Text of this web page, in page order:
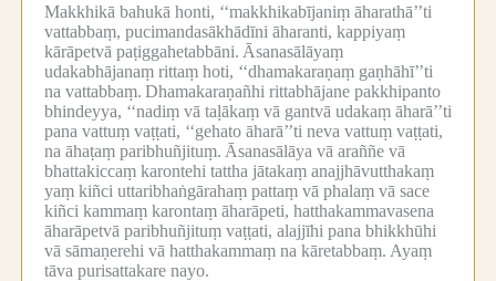
Makkhikā bahukā honti, ‘‘makkhikabījaniṃ āharathā’’ti
vattabbaṃ, pucimandasākhādīni āharanti, kappiyaṃ
kārāpetvā paṭiggahetabbāni. Āsanasālāyaṃ
udakabhājanaṃ rittaṃ hoti, ‘‘dhamakaraṇaṃ gaṇhāhī’’ti
na vattabbaṃ. Dhamakaraṇañhi rittabhājane pakkhipanto
bhindeyya, ‘‘nadiṃ vā taḷākaṃ vā gantvā udakaṃ āharā’’ti
pana vattuṃ vaṭṭati, ‘‘gehato āharā’’ti neva vattuṃ vaṭṭati,
na āhaṭaṃ paribhuñjituṃ. Āsanasālāya vā araññe vā
bhattakiccaṃ karontehi tattha jātakaṃ anajjhāvutthakaṃ
yaṃ kiñci uttaribhaṅgārahaṃ pattaṃ vā phalaṃ vā sace
kiñci kammaṃ karontaṃ āharāpeti, hatthakammavasena
āharāpetvā paribhuñjituṃ vaṭṭati, alajjīhi pana bhikkhūhi
vā sāmaṇerehi vā hatthakammaṃ na kāretabbaṃ. Ayaṃ
tāva purisattakare nayo.